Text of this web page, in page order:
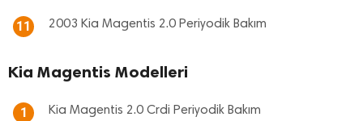
11 2003 Kia Magentis 2.0 Periyodik Bakım
Kia Magentis Modelleri
1 Kia Magentis 2.0 Crdi Periyodik Bakım